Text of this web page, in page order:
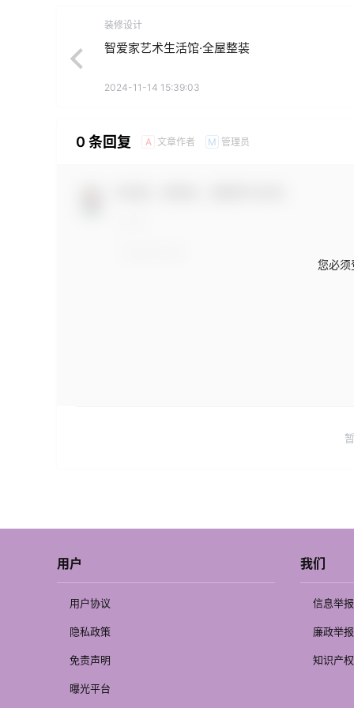
装修设计
智爱家艺术生活馆·全屋整装
2024-11-14 15:39:03
0 条回复 A 文章作者 M 管理员
您必须
用户
用户协议
隐私政策
免责声明
曝光平台
我们
信息举报
廉政举报
知识产